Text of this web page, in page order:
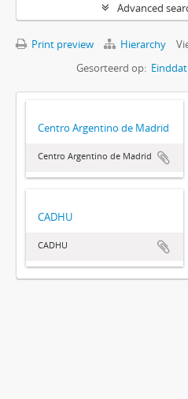
Advanced
Print preview Hierarchy
Gesorteerd op:
Centro Argentino de Madrid
Centro Argentino de Madrid
CADHU
CADHU